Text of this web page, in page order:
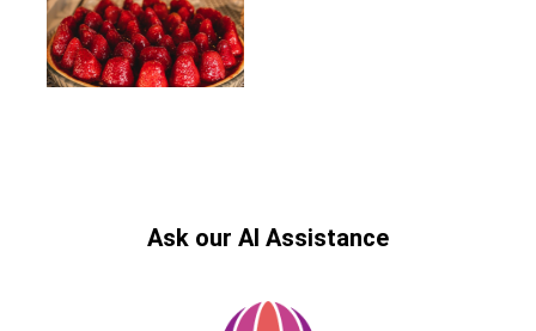
Ask our AI Assistance